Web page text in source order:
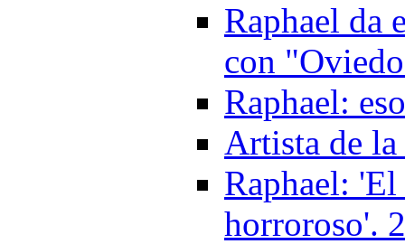
Raphael da
con
Raphael:
Artista de la
Raphael:
horroroso'.